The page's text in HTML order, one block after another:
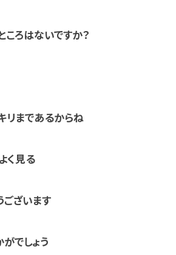
ころはないですか？
リまであるからね
く見る
ございます
でしょう